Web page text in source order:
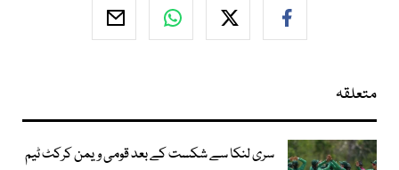
متعلقہ
سری لنکا سے شکست کے بعد قومی ویمن کرکٹ ٹیم